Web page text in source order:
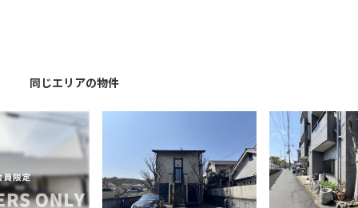
同じエリアの物件